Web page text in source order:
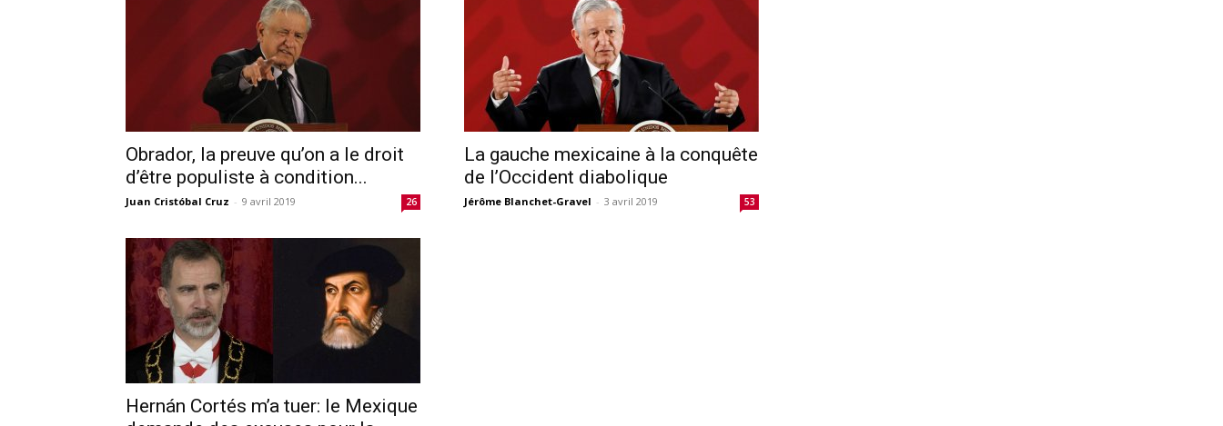
Obrador, la preuve qu’on a le droit
d’être populiste à condition...
Juan Cristóbal Cruz - 9 avril 2019 26
La gauche mexicaine à la conquête
de l’Occident diabolique
Jérôme Blanchet-Gravel - 3 avril 2019 53
Hernán Cortés m’a tuer: le Mexique